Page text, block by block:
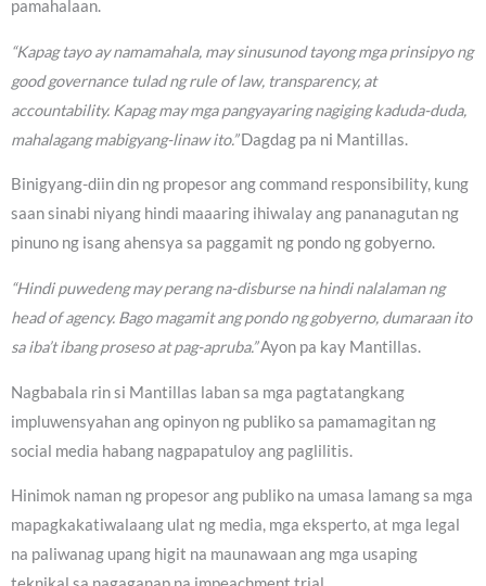
pamahalaan.
“Kapag tayo ay namamahala, may sinusunod tayong mga prinsipyo ng
good governance tulad ng rule of law, transparency, at
accountability. Kapag may mga pangyayaring nagiging kaduda-duda,
mahalagang mabigyang-linaw ito.”Dagdag pa ni Mantillas.
Binigyang-diin din ng propesor ang command responsibility, kung
saan sinabi niyang hindi maaaring ihiwalay ang pananagutan ng
pinuno ng isang ahensya sa paggamit ng pondo ng gobyerno.
“Hindi puwedeng may perang na-disburse na hindi nalalaman ng
head of agency. Bago magamit ang pondo ng gobyerno, dumaraan ito
sa iba’t ibang proseso at pag-apruba.”Ayon pa kay Mantillas.
Nagbabala rin si Mantillas laban sa mga pagtatangkang
impluwensyahan ang opinyon ng publiko sa pamamagitan ng
social media habang nagpapatuloy ang paglilitis.
Hinimok naman ng propesor ang publiko na umasa lamang sa mga
mapagkakatiwalaang ulat ng media, mga eksperto, at mga legal
na paliwanag upang higit na maunawaan ang mga usaping